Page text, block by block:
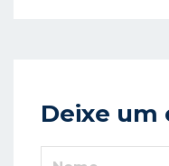
Deixe um